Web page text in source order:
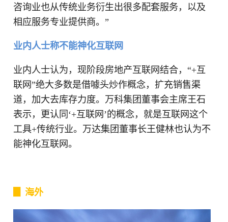
咨询业也从传统业务衍生出很多配套服务，以及
相应服务专业提供商。”
业内人士称不能神化互联网
业内人士认为，现阶段房地产互联网结合，“+互
联网”绝大多数是借噱头炒作概念，扩充销售渠
道，加大去库存力度。万科集团董事会主席王石
表示，更认同‘+互联网’的概念，就是互联网这个
工具+传统行业。万达集团董事长王健林也认为不
能神化互联网。
▊ 海外